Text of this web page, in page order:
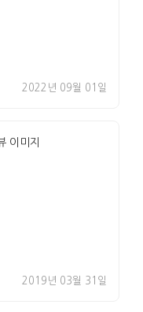
2022년 09월 01일
2019년 03월 31일